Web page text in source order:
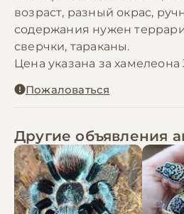
возраст, разный окрас,
содержания нужен
сверчки, тараканы.
Цена указана за
Пожаловаться
Другие объявления